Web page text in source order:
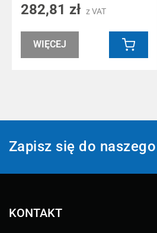
282,81 zł z VAT
WIĘCEJ
Zapisz się do
KONTAKT